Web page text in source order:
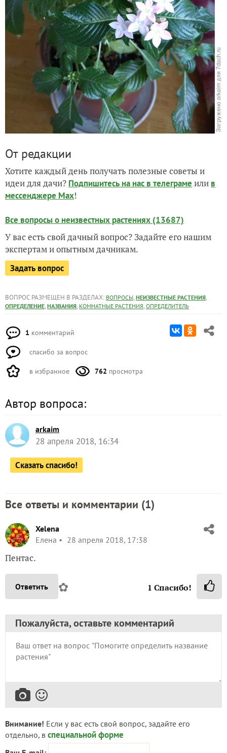
От редакции
Хотите каждый день получать полезные советы и
идеи для дачи? Подпишитесь на нас в телеграме или в
мессенджере Max!
Все вопросы о неизвестных растениях (13687)
У вас есть свой дачный вопрос? Задайте его нашим
экспертам и опытным дачникам.
Задать вопрос
ВОПРОС РАЗМЕЩЕН В РАЗДЕЛАХ: ВОПРОСЫ, НЕИЗВЕСТНЫЕ РАСТЕНИЯ,
ОПРЕДЕЛЕНИЕ, НАЗВАНИЯ, КОМНАТНЫЕ РАСТЕНИЯ, ОПРЕДЕЛИТЕЛЬ
1 комментарий
спасибо за вопрос
в избранное 762 просмотра
Автор вопроса:
arkaim
28 апреля 2018, 16:34
Сказать спасибо!
Все ответы и комментарии (1)
Xelena
Елена
28 апреля 2018, 17:38
Пентас.
Ответить ✿ 1 Спасибо!
Пожалуйста, оставьте комментарий
Внимание! Если у вас есть свой вопрос, задайте его
отдельно, в специальной форме